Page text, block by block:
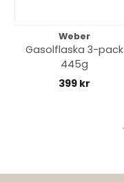
Weber
Gasolflaska 3-pack
445g
399 kr